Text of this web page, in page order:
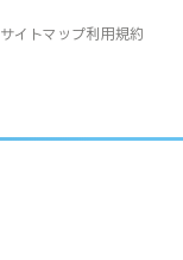
サイトマップ利用規約